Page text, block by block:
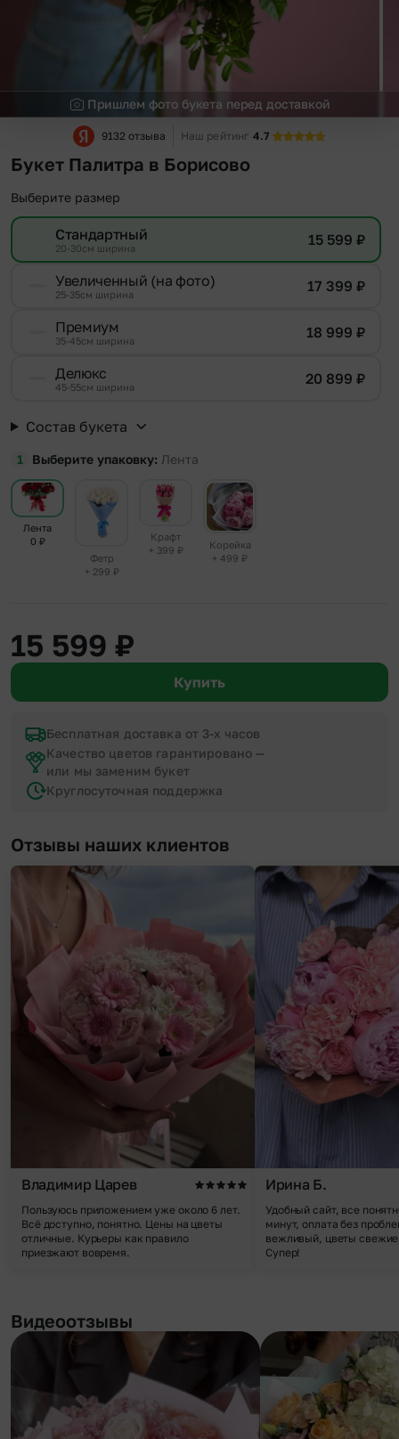
Пришлем фото букета перед доставкой
9132 отзыва Наш рейтинг 4.7
Букет Палитра в Борисово
Выберите размер
Стандартный
20-30см ширина 15 599 ₽
Увеличенный (на фото)
25-35см ширина 17 399 ₽
Премиум
35-45см ширина 18 999 ₽
Делюкс
45-55см ширина 20 899 ₽
Состав букета
Выберите упаковку Лента
Лента
0 ₽
Фетр
+ 299 ₽
Крафт
+ 399 ₽
Корейка
+ 499 ₽
15 599 ₽
Купить
Бесплатная доставка от 3-х часов
Качество цветов гарантировано —
или мы заменим букет
Круглосуточная поддержка
Отзывы наших клиентов
Владимир Царев
Пользуюсь приложением уже около 6 лет.
Всё доступно, понятно. Цены на цветы
отличные. Курьеры как правило
приезжают вовремя.
Ирина Б.
Удобный сайт, все
минут, оплата без
вежливый, цветы
Супер!
Видеоотзывы